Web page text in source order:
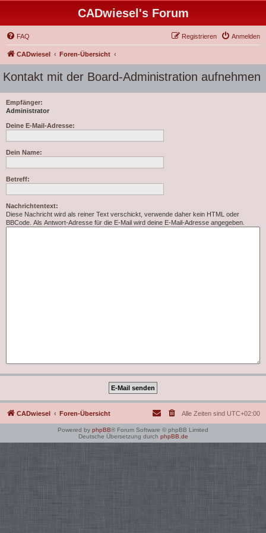
CADwiesel's Forum
FAQ Anmelden
Registrieren
CADwiesel Foren-Übersicht
Kontakt mit der Board-Administration aufnehmen
Empfänger:
Administrator
Deine E-Mail-Adresse:
Dein Name:
Betreff:
Nachrichtentext:
Diese Nachricht wird als reiner Text verschickt, verwende daher kein HTML oder
BBCode. Als Antwort-Adresse für die E-Mail wird deine E-Mail-Adresse angegeben.
CADwiesel Foren-Übersicht Alle Zeiten sind UTC+02:00
Powered by phpBB® Forum Software © phpBB Limited
Deutsche Übersetzung durch phpBB.de